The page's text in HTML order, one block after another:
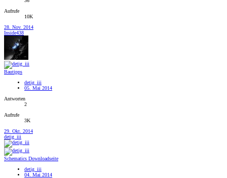
Aufrufe
10K
28. Nov. 2014
Inside438
Bautipps
detig_iii
05. Mai 2014
Antworten
2
Aufrufe
3K
29. Okt. 2014
detig_iii
Schematics Downloadseite
detig_iii
04. Mai 2014